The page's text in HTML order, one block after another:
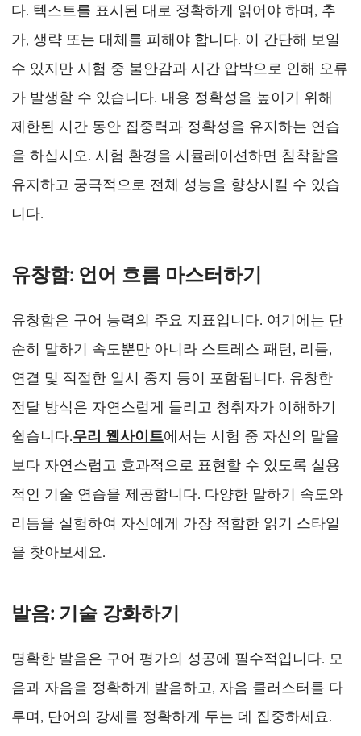
다. 텍스트를 표시된 대로 정확하게 읽어야 하며, 추
가, 생략 또는 대체를 피해야 합니다. 이 간단해 보일
수 있지만 시험 중 불안감과 시간 압박으로 인해 오류
가 발생할 수 있습니다. 내용 정확성을 높이기 위해
제한된 시간 동안 집중력과 정확성을 유지하는 연습
을 하십시오. 시험 환경을 시뮬레이션하면 침착함을
유지하고 궁극적으로 전체 성능을 향상시킬 수 있습
니다.
유창함: 언어 흐름 마스터하기
유창함은 구어 능력의 주요 지표입니다. 여기에는 단
순히 말하기 속도뿐만 아니라 스트레스 패턴, 리듬,
연결 및 적절한 일시 중지 등이 포함됩니다. 유창한
전달 방식은 자연스럽게 들리고 청취자가 이해하기
쉽습니다.우리 웹사이트에서는 시험 중 자신의 말을
보다 자연스럽고 효과적으로 표현할 수 있도록 실용
적인 기술 연습을 제공합니다. 다양한 말하기 속도와
리듬을 실험하여 자신에게 가장 적합한 읽기 스타일
을 찾아보세요.
발음: 기술 강화하기
명확한 발음은 구어 평가의 성공에 필수적입니다. 모
음과 자음을 정확하게 발음하고, 자음 클러스터를 다
루며, 단어의 강세를 정확하게 두는 데 집중하세요.